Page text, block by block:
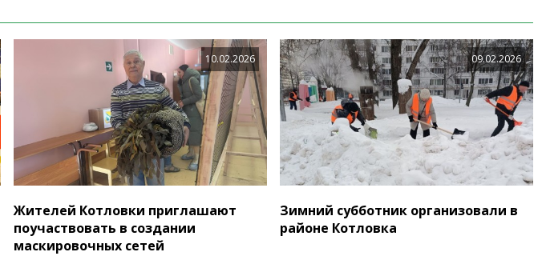
10.02.2026
Жителей Котловки приглашают
поучаствовать в создании
маскировочных сетей
09.02.2026
Зимний субботник организовали в
районе Котловка